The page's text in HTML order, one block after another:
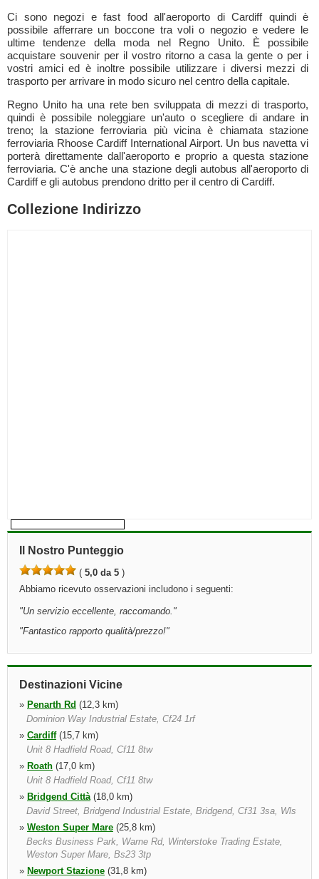
Ci sono negozi e fast food all'aeroporto di Cardiff quindi è
possibile afferrare un boccone tra voli o negozio e vedere le
ultime tendenze della moda nel Regno Unito. È possibile
acquistare souvenir per il vostro ritorno a casa la gente o per i
vostri amici ed è inoltre possibile utilizzare i diversi mezzi di
trasporto per arrivare in modo sicuro nel centro della capitale.
Regno Unito ha una rete ben sviluppata di mezzi di trasporto,
quindi è possibile noleggiare un'auto o scegliere di andare in
treno; la stazione ferroviaria più vicina è chiamata stazione
ferroviaria Rhoose Cardiff International Airport. Un bus navetta vi
porterà direttamente dall'aeroporto e proprio a questa stazione
ferroviaria. C'è anche una stazione degli autobus all'aeroporto di
Cardiff e gli autobus prendono dritto per il centro di Cardiff.
Collezione Indirizzo
Il Nostro Punteggio
( 5,0 da 5 )
Abbiamo ricevuto osservazioni includono i seguenti:
"Un servizio eccellente, raccomando. "
"Fantastico rapporto qualità/prezzo!"
Destinazioni Vicine
» Penarth Rd (12,3 km)
Dominion Way Industrial Estate, Cf24 1rf
» Cardiff(15,7 km)
Unit 8 Hadfield Road, Cf11 8tw
» Roath (17,0 km)
Unit 8 Hadfield Road, Cf11 8tw
» Bridgend Città(18,0 km)
David Street, Bridgend Industrial Estate, Bridgend, Cf31 3sa, Wls
» Weston Super Mare (25,8 km)
Becks Business Park, Warne Rd, Winterstoke Trading Estate,
Weston Super Mare, Bs23 3tp
» Newport Stazione (31,8 km)